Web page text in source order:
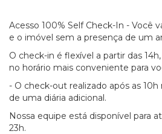
Acesso 100% Self Check-In - Você
e o imóvel sem a presença de um
O check-in é flexível a partir das
no horário mais conveniente para
- O check-out realizado após as 10h
de uma diária adicional.
Nossa equipe está disponível para
23h.